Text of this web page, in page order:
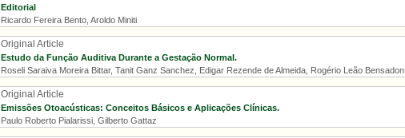
Editorial
Ricardo Fereira Bento, Aroldo Miniti
Original Article
Estudo da Função Auditiva Durante a Gestação Normal.
Roseli Saraiva Moreira Bittar, Tanit Ganz Sanchez, Edigar Rezende de Almeida, Rogério Leão Bensadon
Original Article
Emissões Otoacústicas: Conceitos Básicos e Aplicações Clínicas.
Paulo Roberto Pialarissi, Gilberto Gattaz